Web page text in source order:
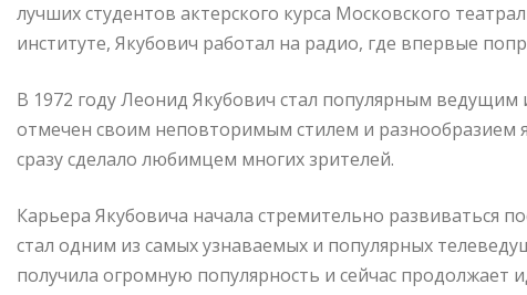
лучших студентов актерского курса Московского
институте, Якубович работал на радио, где впервые
В 1972 году Леонид Якубович стал популярным
отмечен своим неповторимым стилем и разнообразием
сразу сделало любимцем многих зрителей.
Карьера Якубовича начала стремительно развиваться
стал одним из самых узнаваемых и популярных
получила огромную популярность и сейчас продолжает